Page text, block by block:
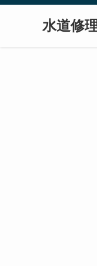
水道修